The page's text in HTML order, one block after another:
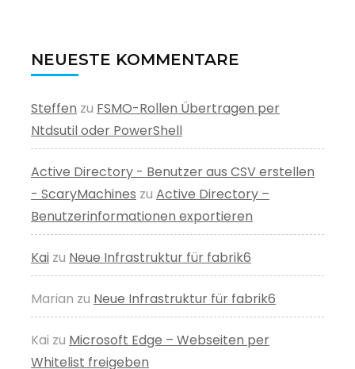
NEUESTE KOMMENTARE
Steffen zu FSMO-Rollen Übertragen per
Ntdsutil oder PowerShell
Active Directory - Benutzer aus CSV erstellen
- ScaryMachines zu Active Directory –
Benutzerinformationen exportieren
Kai zu Neue Infrastruktur für fabrik6
Marian zu Neue Infrastruktur für fabrik6
Kai zu Microsoft Edge – Webseiten per
Whitelist freigeben